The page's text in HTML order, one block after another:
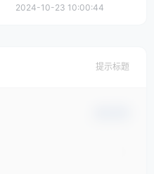
2024-10-23 10:00:44
提示标题